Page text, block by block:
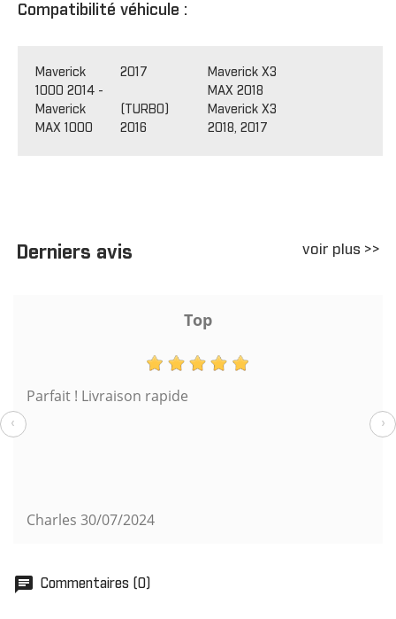
Compatibilité véhicule :
Maverick
1000 2014 -
2017
Maverick
MAX 1000
(TURBO)
2016
Maverick X3
MAX 2018
Maverick X3
2018, 2017
Derniers avis voir plus >>
Top
Parfait ! Livraison rapide
Charles 30/07/2024
‹ ›
chat Commentaires (0)